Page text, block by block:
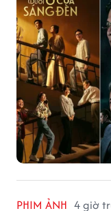
PHIM ẢNH 4 giờ